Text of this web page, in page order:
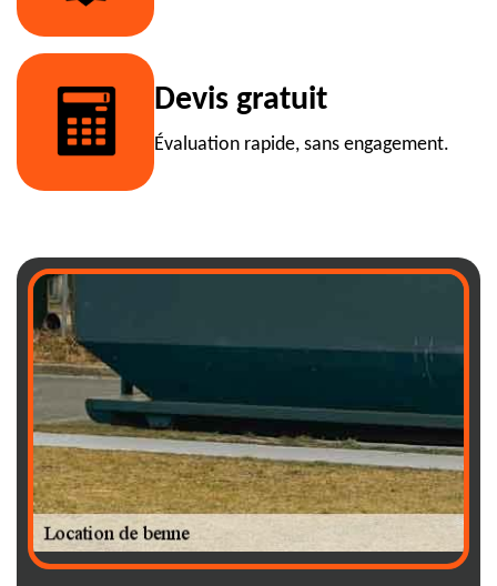
Devis gratuit
Évaluation rapide, sans engagement.